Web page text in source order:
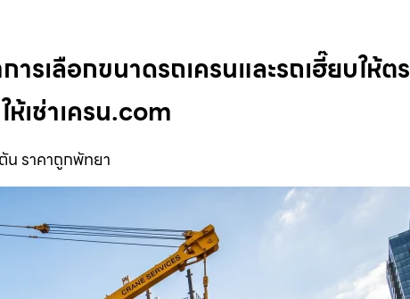
รเลือกขนาดรถเครนและรถเฮี๊ยบให้ต
เช่าเครน.com
น ราคาถูกพัทยา